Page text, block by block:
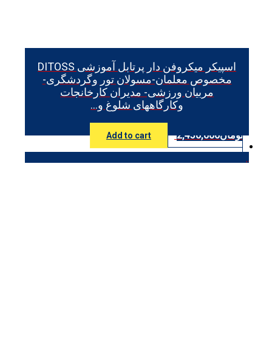
اسپیکر میکروفن دار پرتابل آموزشی DITOSS
مخصوص معلمان-مسولان تور وگردشگری-
مربیان ورزشی- مدیران کارخانجات
وکارگاههای شلوغ و…
تومان2,450,000
Add to cart